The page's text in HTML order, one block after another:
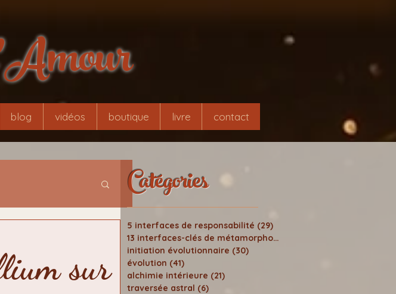
blog vidéos boutique livre contact
sur
Catégories
5 interfaces de responsabilité (29)
13 interfaces-clés de métamorphose
initiation évolutionnaire (30)
évolution (41)
alchimie intérieure (21)
traversée astral (6)